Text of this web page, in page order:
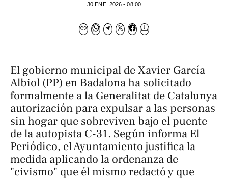
30 ENE. 2026 - 08:00
El gobierno municipal de Xavier García
Albiol (PP) en Badalona ha solicitado
formalmente a la Generalitat de Catalunya
autorización para expulsar a las personas
sin hogar que sobreviven bajo el puente
de la autopista C-31. Según informa El
Periódico, el Ayuntamiento justifica la
medida aplicando la ordenanza de
"civismo" que él mismo redactó y que